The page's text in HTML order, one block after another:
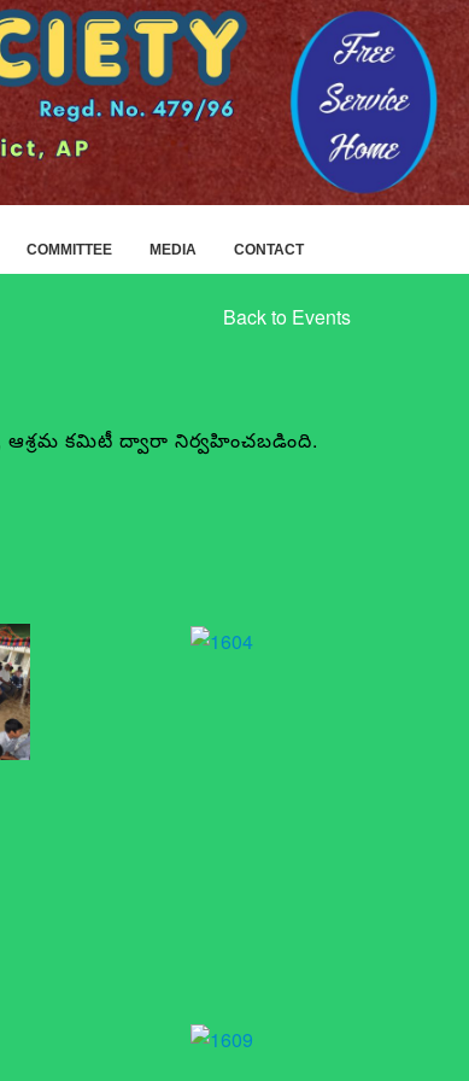
COMMITTEE MEDIA CONTACT
Back to Events
ఆశ్రమ కమిటీ ద్వారా నిర్వహించబడింది.